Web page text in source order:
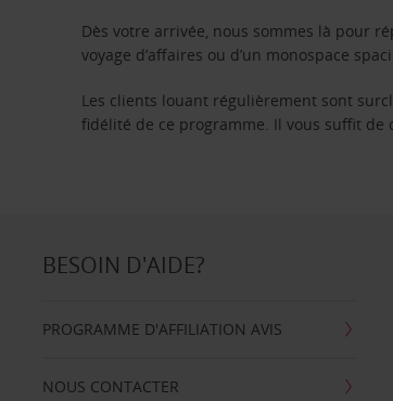
Dès votre arrivée, nous sommes là pour
voyage d’affaires ou d’un monospace
Les clients louant régulièrement sont
fidélité de ce programme. Il vous suffit
BESOIN D'AIDE?
PROGRAMME D'AFFILIATION AVIS
NOUS CONTACTER